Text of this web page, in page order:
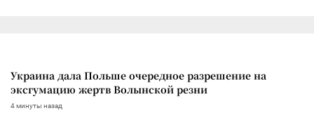
Украина дала Польше очередное разрешение на
эксгумацию жертв Волынской резни
4 минуты назад